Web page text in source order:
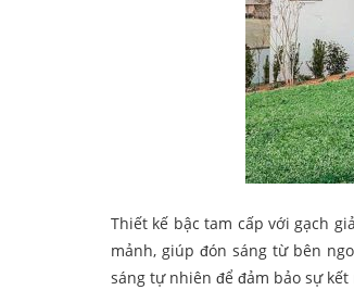
Thiết kế bậc tam cấp với gạch
mảnh, giúp đón sáng từ bên
sáng tự nhiên để đảm bảo sự